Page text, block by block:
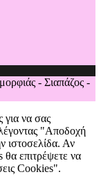
- Σιαπάζος -
για να σας
"Αποδοχή
ιστοσελίδα. Αν
θα επιτρέψετε να
Cookies".